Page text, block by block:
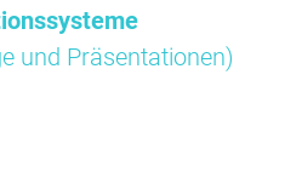
und Präsentationen)